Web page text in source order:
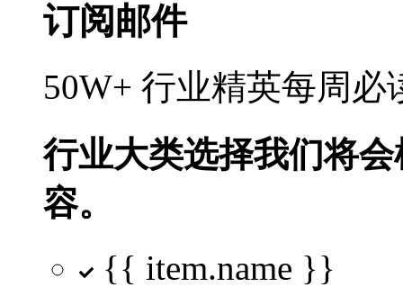
订阅邮件
50W+ 行业精英每周
行业大类选择我们将
容。
{{ item.name }}